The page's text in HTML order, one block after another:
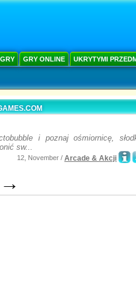
GRY ONLINE UKRYTYMI
i poznaj ośmiornicę,
sw...
12, November / Arcade & Akcji
→